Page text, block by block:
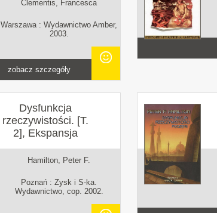
Clementis, Francesca
Warszawa : Wydawnictwo Amber,
2003.
zobacz szczegóły
Dysfunkcja
rzeczywistości. [T.
2], Ekspansja
Hamilton, Peter F.
Poznań : Zysk i S-ka.
Wydawnictwo, cop. 2002.